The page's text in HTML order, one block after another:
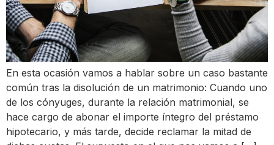
En esta ocasión vamos a hablar sobre un caso bastante
común tras la disolución de un matrimonio: Cuando uno
de los cónyuges, durante la relación matrimonial, se
hace cargo de abonar el importe íntegro del préstamo
hipotecario, y más tarde, decide reclamar la mitad de